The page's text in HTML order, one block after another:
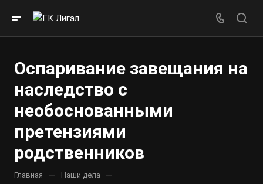
Оспаривание завещания на
наследство с
необоснованными
претензиями
родственников
Главная — Наши дела —